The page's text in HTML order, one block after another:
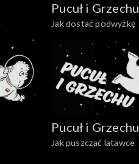
Pucuł i Grzechu
Jak dostać podwyżkę
Pucuł i Grzechu
Jak puszczać latawce